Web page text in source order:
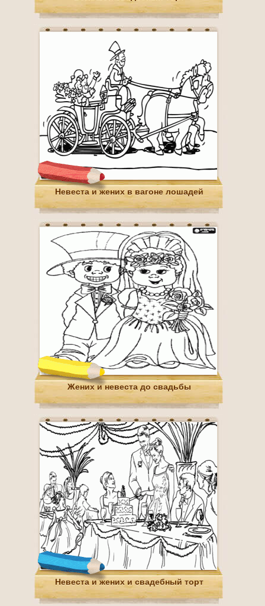
Невеста и жених в вагоне лошадей
Жених и невеста до свадьбы
Невеста и жених и свадебный торт